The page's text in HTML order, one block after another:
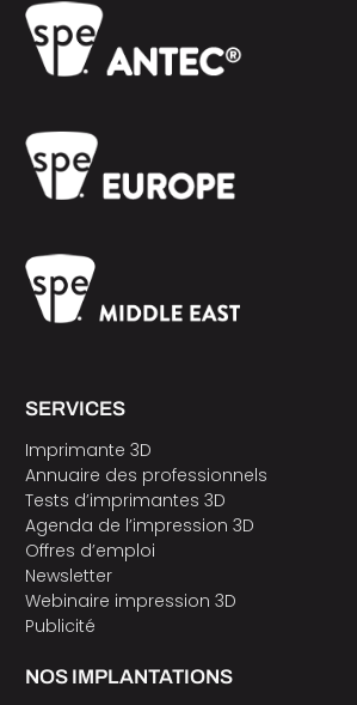
SERVICES
Imprimante 3D
Annuaire des professionnels
Tests d’imprimantes 3D
Agenda de l’impression 3D
Offres d’emploi
Newsletter
Webinaire impression 3D
Publicité
NOS IMPLANTATIONS